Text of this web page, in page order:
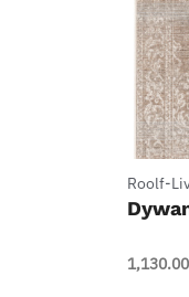
+
Roolf-
1,130.00